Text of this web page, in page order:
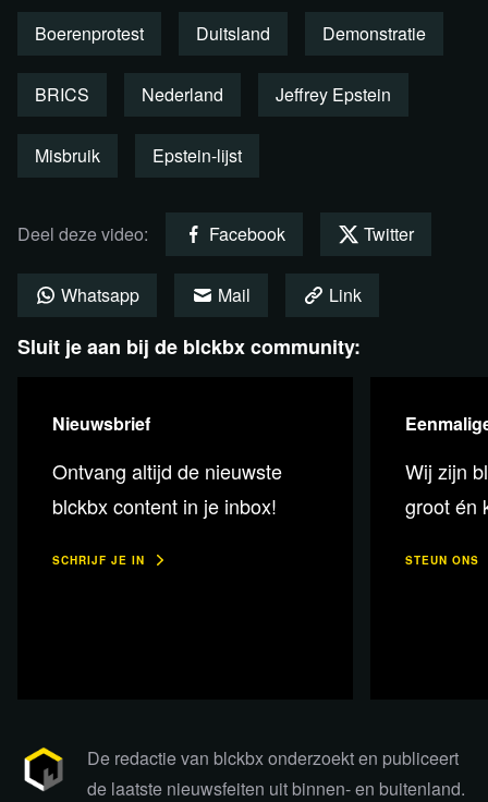
bronnen
Uitzending Sky NewsUnsealed Jeffrey Epstein
Video The Economist
Epstein Documents
Artikel RTL NieuwsGeert Wilders trekt drie omstreden
Boerenprotest Duitsland Demonstratie
BRICS Nederland Jeffrey Epstein
Misbruik Epstein-lijst
Deel deze video: Facebook Twitter
Whatsapp Mail Link
Sluit je aan bij de blckbx community:
Nieuwsbrief
Ontvang altijd de nieuwste
blckbx content in je inbox!
SCHRIJF JE IN
Wij zijn
groot én
STEUN ONS
De redactie van blckbx onderzoekt en publiceert
de laatste nieuwsfeiten uit binnen- en buitenland.